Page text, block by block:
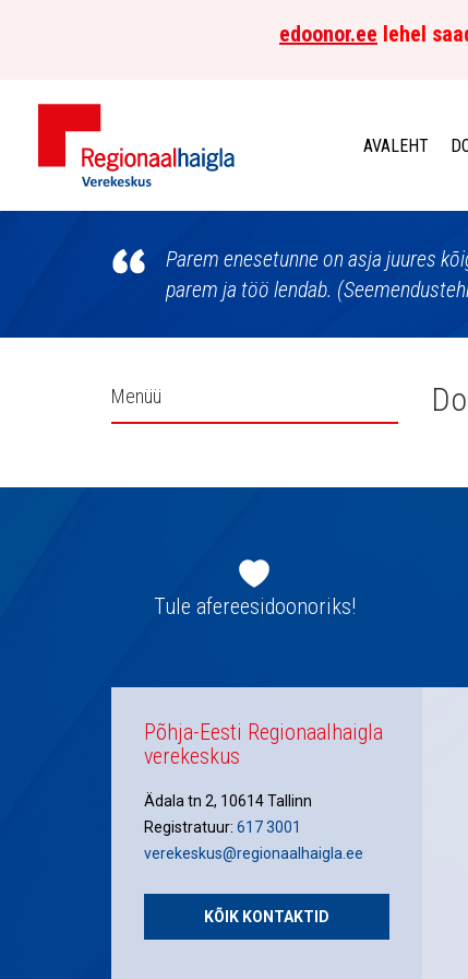
edoonor.ee lehel
Põhja-
AVALEHT
Parem enesetunne on asja juures
parem ja töö lendab.
Külgpaani
Menüü
navigatsioonTule afereesidoonoriks!
Põhja-Eesti Regionaalhaigla
verekeskus
Ädala tn 2, 10614 Tallinn
Registratuur: 617 3001
verekeskus@regionaalhaigla.ee
KÕIK KONTAKTID